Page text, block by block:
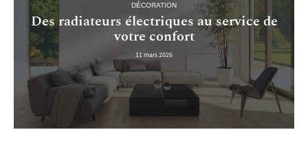
DÉCORATION
Des radiateurs électriques au service de
votre confort
11 mars 2026